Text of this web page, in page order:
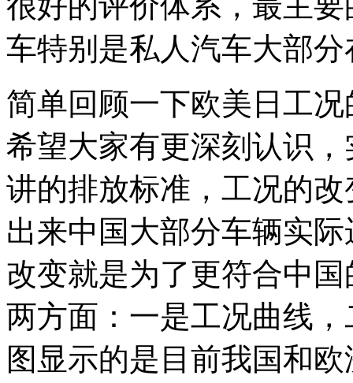
车特别是私人汽车大部
简单回顾一下欧美日工
希望大家有更深刻认识
讲的排放标准，工况的
出来中国大部分车辆实
改变就是为了更符合中
两方面：一是工况曲线
图显示的是目前我国和